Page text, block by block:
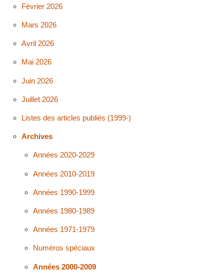
Février 2026
Mars 2026
Avril 2026
Mai 2026
Juin 2026
Juillet 2026
Listes des articles publiés (1999-)
Archives
Années 2020-2029
Années 2010-2019
Années 1990-1999
Années 1980-1989
Années 1971-1979
Numéros spéciaux
Années 2000-2009